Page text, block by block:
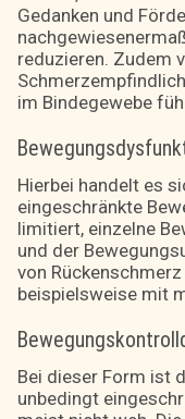
Gedanken und
reduzieren. Zudem
im Bindegewebe
Hierbei handelt es
eingeschränkte
limitiert, einzelne
und der
von
beispielsweise mit
Bei dieser Form ist
unbedingt